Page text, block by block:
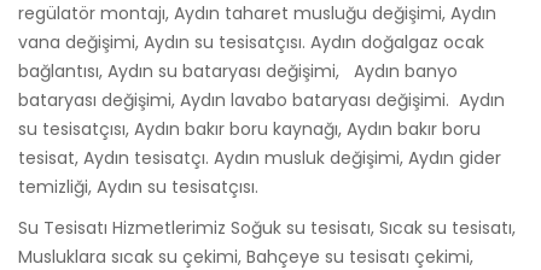
regülatör montajı, Aydın taharet musluğu değişimi, Aydın
vana değişimi, Aydın su tesisatçısı. Aydın doğalgaz ocak
bağlantısı, Aydın su bataryası değişimi, Aydın banyo
bataryası değişimi, Aydın lavabo bataryası değişimi. Aydın
su tesisatçısı, Aydın bakır boru kaynağı, Aydın bakır boru
tesisat, Aydın tesisatçı. Aydın musluk değişimi, Aydın gider
temizliği, Aydın su tesisatçısı.
Su Tesisatı Hizmetlerimiz Soğuk su tesisatı, Sıcak su tesisatı,
Musluklara sıcak su çekimi, Bahçeye su tesisatı çekimi,